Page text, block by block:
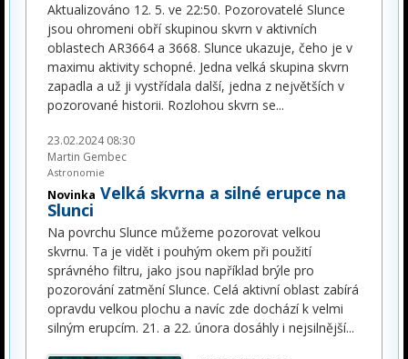
Aktualizováno 12. 5. ve 22:50. Pozorovatelé Slunce
jsou ohromeni obří skupinou skvrn v aktivních
oblastech AR3664 a 3668. Slunce ukazuje, čeho je v
maximu aktivity schopné. Jedna velká skupina skvrn
zapadla a už ji vystřídala další, jedna z největších v
pozorované historii. Rozlohou skvrn se...
23.02.2024 08:30
Martin Gembec
Astronomie
Novinka Velká skvrna a silné erupce na
Slunci
Na povrchu Slunce můžeme pozorovat velkou
skvrnu. Ta je vidět i pouhým okem při použití
správného filtru, jako jsou například brýle pro
pozorování zatmění Slunce. Celá aktivní oblast zabírá
opravdu velkou plochu a navíc zde dochází k velmi
silným erupcím. 21. a 22. února dosáhly i nejsilnější...